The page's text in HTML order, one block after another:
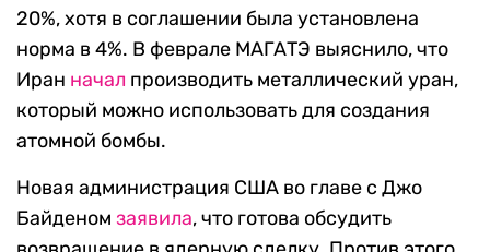
20%, хотя в соглашении была установлена
норма в 4%. В феврале МАГАТЭ выяснило, что
Иран начал производить металлический уран,
который можно использовать для создания
атомной бомбы.
Новая администрация США во главе с Джо
Байденом заявила, что готова обсудить